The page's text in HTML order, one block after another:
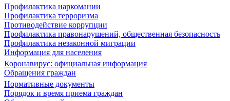
Профилактика наркомании
Профилактика терроризма
Противодействие коррупции
Профилактика правонарушений, общественная безопасность
Профилактика незаконной миграции
Информация для населения
Коронавирус: официальная информация
Обращения граждан
Нормативные документы
Порядок и время приема граждан